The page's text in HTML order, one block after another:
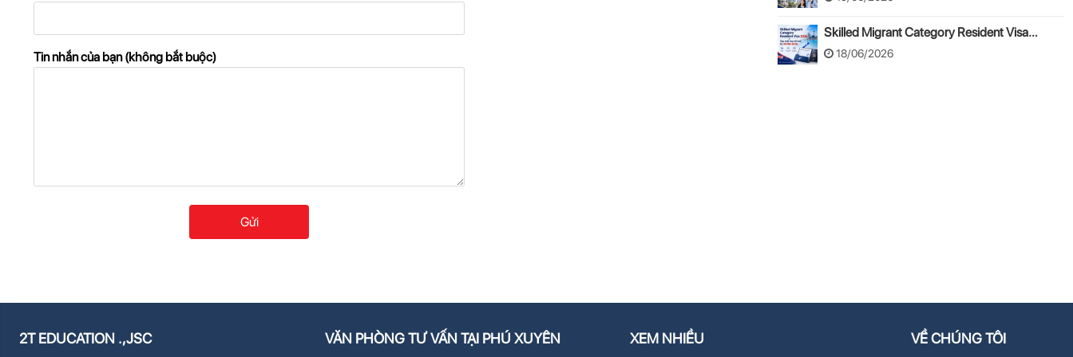
Tin nhắn của bạn (không bắt buộc)
Skilled Migrant Category Resident Visa
2026: Cập nhật thay đổi mới từ 24/08/2026
18/06/2026
2T EDUCATION .,JSC VĂN PHÒNG TƯ VẤN TẠI PHÚ XUYÊN XEM NHIỀU VỀ CHÚNG TÔI